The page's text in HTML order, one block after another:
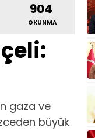
904
OKUNMA
gaza ve
büyük